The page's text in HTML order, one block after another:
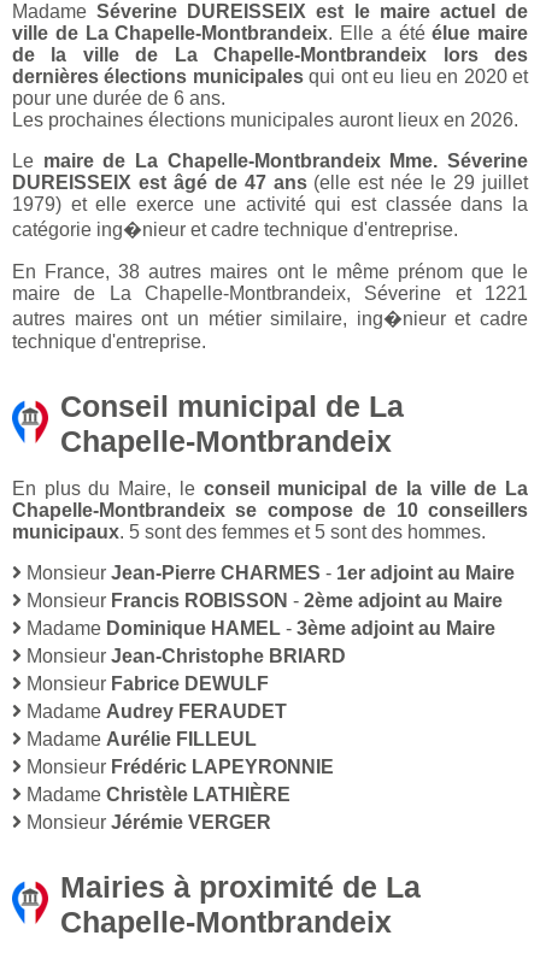
MadameSéverine DUREISSEIX est le maire actuel de
ville de La Chapelle-Montbrandeix. Elle a étéélue maire
de la ville de La Chapelle-Montbrandeix lors des
dernières élections municipalesqui ont eu lieu en 2020 et
pour une durée de 6 ans.
Les prochaines élections municipales auront lieux en 2026.
Le maire de La Chapelle-Montbrandeix Mme. Séverine
DUREISSEIX est âgé de 47 ans(elle est née le 29 juillet
1979) et elle exerce une activité qui est classée dans la
catégorie ing�nieur et cadre technique d'entreprise.
En France, 38 autres maires ont le même prénom que le
maire de La Chapelle-Montbrandeix, Séverine et 1221
autres maires ont un métier similaire, ing�nieur et cadre
technique d'entreprise.
Conseil municipal de La
Chapelle-Montbrandeix
En plus du Maire, le conseil municipal de la ville de La
Chapelle-Montbrandeix se compose de 10 conseillers
municipaux. 5 sont des femmes et 5 sont des hommes.
Monsieur Jean-Pierre CHARMES - 1er adjoint au Maire
Monsieur Francis ROBISSON - 2ème adjoint au Maire
Madame Dominique HAMEL - 3ème adjoint au Maire
Monsieur Jean-Christophe BRIARD
Monsieur Fabrice DEWULF
Madame Audrey FERAUDET
Madame Aurélie FILLEUL
Monsieur Frédéric LAPEYRONNIE
Madame Christèle LATHIÈRE
Monsieur Jérémie VERGER
Mairies à proximité de La
Chapelle-Montbrandeix